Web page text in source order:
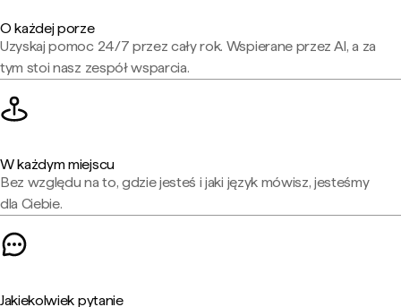
O każdej porze
Uzyskaj pomoc 24/7 przez cały rok. Wspierane przez AI, a za
tym stoi nasz zespół wsparcia.
W każdym miejscu
Bez względu na to, gdzie jesteś i jaki język mówisz, jesteśmy
dla Ciebie.
Jakiekolwiek pytanie